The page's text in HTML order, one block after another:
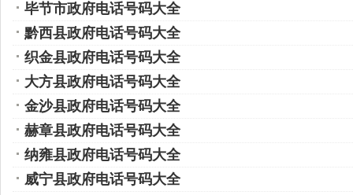
毕节市政府电话号码大全
黔西县政府电话号码大全
织金县政府电话号码大全
大方县政府电话号码大全
金沙县政府电话号码大全
赫章县政府电话号码大全
纳雍县政府电话号码大全
威宁县政府电话号码大全